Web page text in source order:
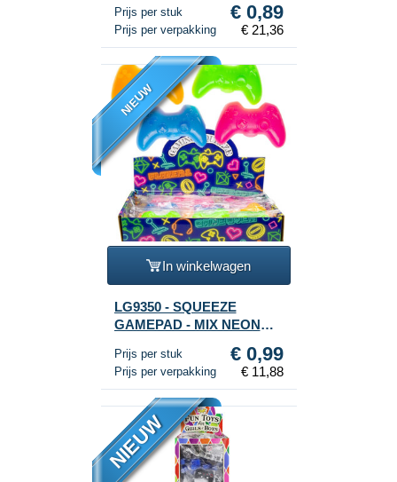
KLEUREN - IN DISPLAY
(24st.)
Prijs per stuk € 0,89
Prijs per verpakking € 21,36
NIEUW
In winkelwagen
LG9350 - SQUEEZE
GAMEPAD - MIX NEON
(12st.)
Prijs per stuk € 0,99
Prijs per verpakking € 11,88
NIEUW